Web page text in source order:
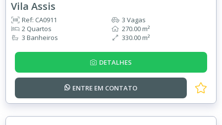
Vila Assis
Ref: CA0911
2 Quartos
3 Banheiros
3 Vagas
270.00 m²
330.00 m²
DETALHES
ENTRE EM CONTATO